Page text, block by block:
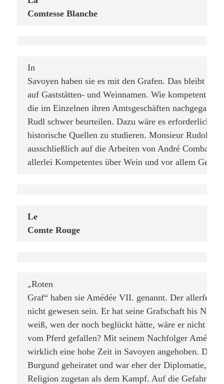
Comtesse Blanche
In
Savoyen haben sie es mit den Grafen. Das bleibt
auf Gaststätten- und Weinnamen. Wie kompetent
die im Einzelnen ihren Amtsgeschäften
Rudl schwer beurteilen. Dazu wäre es erforderlich,
historische Quellen zu studieren. Monsieur Rudolf
ausschließlich auf die Arbeiten von André Combaz,
allerlei Kompetentes über Wein und vor allem
Le
Comte Rouge
„Roten
Graf“ haben sie Amédée VII. genannt. Der
nicht gewesen sein. Er hat seine Grafschaft bis
weiß, wen der noch beglückt hätte, wäre er nicht mit
vom Pferd gefallen? Mit seinem Nachfolger
wirklich eine hohe Zeit in Savoyen angehoben. Der
Burgund geheiratet und war eher der Diplomatie,
Religion zugetan als dem Kampf. Auf die Gefahr